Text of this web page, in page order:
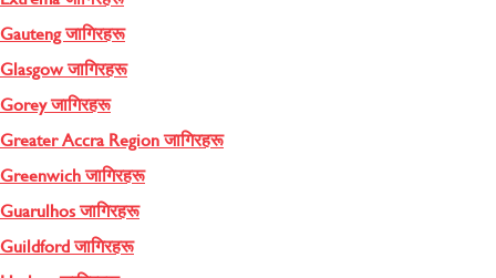
Gauteng जागिरहरू
Glasgow जागिरहरू
Gorey जागिरहरू
Greater Accra Region जागिरहरू
Greenwich जागिरहरू
Guarulhos जागिरहरू
Guildford जागिरहरू